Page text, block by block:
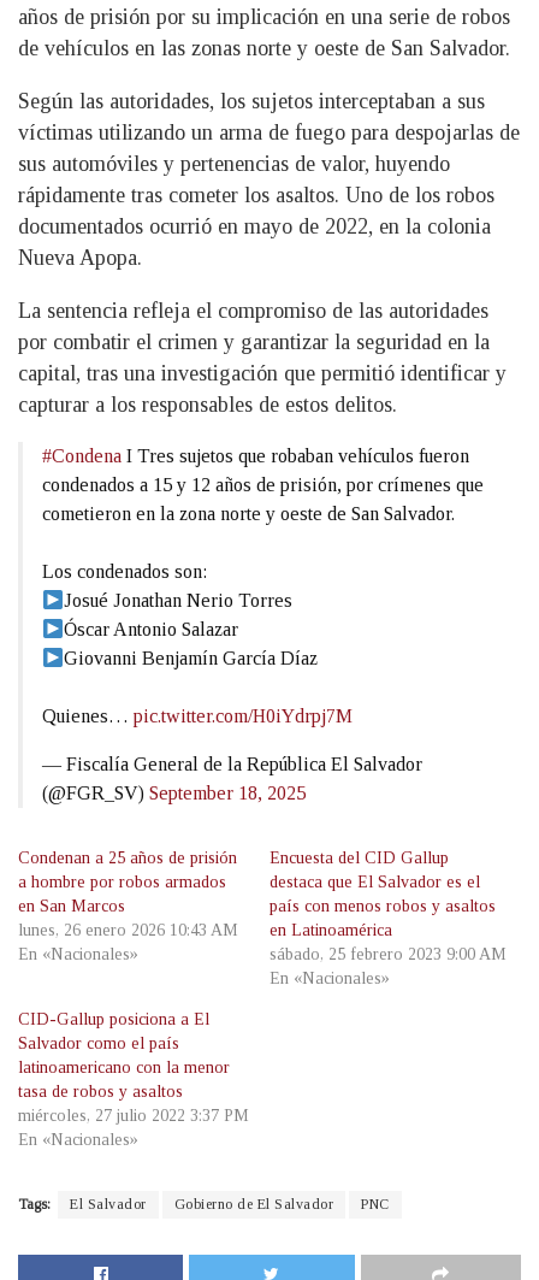
años de prisión por su implicación en una serie de robos
de vehículos en las zonas norte y oeste de San Salvador.
Según las autoridades, los sujetos interceptaban a sus
víctimas utilizando un arma de fuego para despojarlas de
sus automóviles y pertenencias de valor, huyendo
rápidamente tras cometer los asaltos. Uno de los robos
documentados ocurrió en mayo de 2022, en la colonia
Nueva Apopa.
La sentencia refleja el compromiso de las autoridades
por combatir el crimen y garantizar la seguridad en la
capital, tras una investigación que permitió identificar y
capturar a los responsables de estos delitos.
#Condena I Tres sujetos que robaban vehículos fueron
condenados a 15 y 12 años de prisión, por crímenes que
cometieron en la zona norte y oeste de San Salvador.
Los condenados son:
Josué Jonathan Nerio Torres
Óscar Antonio Salazar
Giovanni Benjamín García Díaz
Quienes… pic.twitter.com/H0iYdrpj7M
— Fiscalía General de la República El Salvador
(@FGR_SV) September 18, 2025
Condenan a 25 años de prisión
a hombre por robos armados
en San Marcos
lunes, 26 enero 2026 10:43 AM
En «Nacionales»
Encuesta del CID Gallup
destaca que El Salvador es el
país con menos robos y asaltos
en Latinoamérica
sábado, 25 febrero 2023 9:00 AM
En «Nacionales»
CID-Gallup posiciona a El
Salvador como el país
latinoamericano con la menor
tasa de robos y asaltos
miércoles, 27 julio 2022 3:37 PM
En «Nacionales»
Tags: El Salvador Gobierno de El Salvador PNC